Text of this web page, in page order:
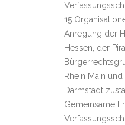
15
Anregung der
Hessen, der
Rhein Main
Darmstadt
Gemeinsame